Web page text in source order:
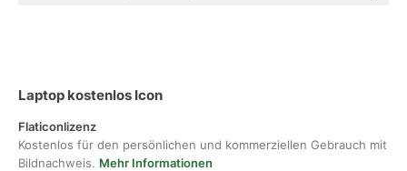
Laptop kostenlos Icon
Flaticonlizenz
Kostenlos für den persönlichen und kommerziellen Gebrauch mit
Bildnachweis. Mehr Informationen